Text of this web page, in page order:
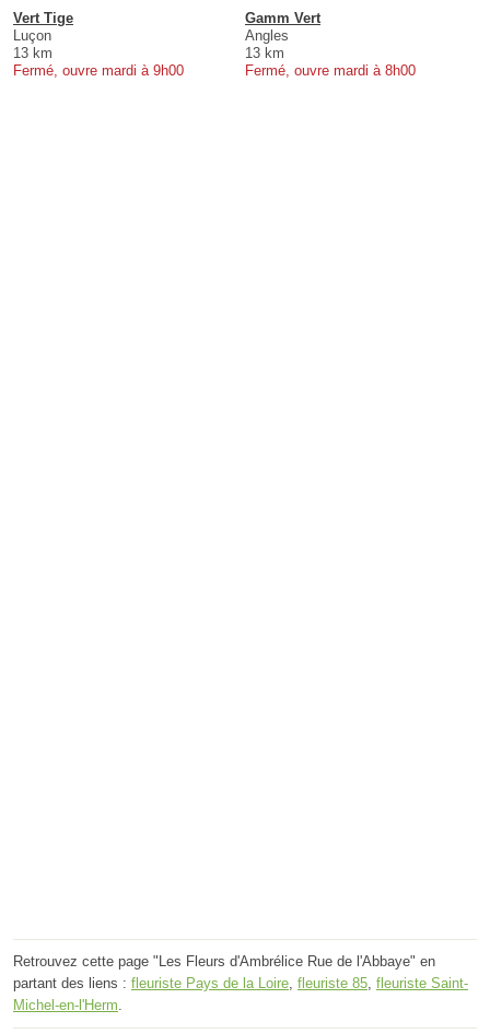
Vert Tige
Luçon
13 km
Fermé, ouvre mardi à 9h00
Gamm Vert
Angles
13 km
Fermé, ouvre mardi à 8h00
Retrouvez cette page "Les Fleurs d'Ambrélice Rue de l'Abbaye" en
partant des liens : fleuriste Pays de la Loire, fleuriste 85, fleuriste Saint-
Michel-en-l'Herm.